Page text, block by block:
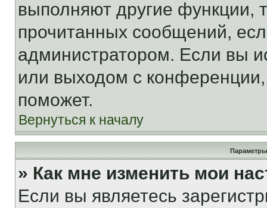
выполняют другие функции,
прочитанных сообщений,
администратором. Если вы
или выходом с
поможет.
Вернуться к началу
Параметры
» Как мне изменить мои
Если вы являетесь